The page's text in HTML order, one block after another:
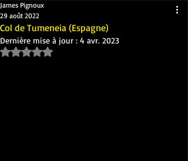
Col de Tumeneia (Espagne)
James Pignoux
29 août 2022
Dernière mise à jour : 4 avr. 2023
Noté NaN étoiles sur 5.